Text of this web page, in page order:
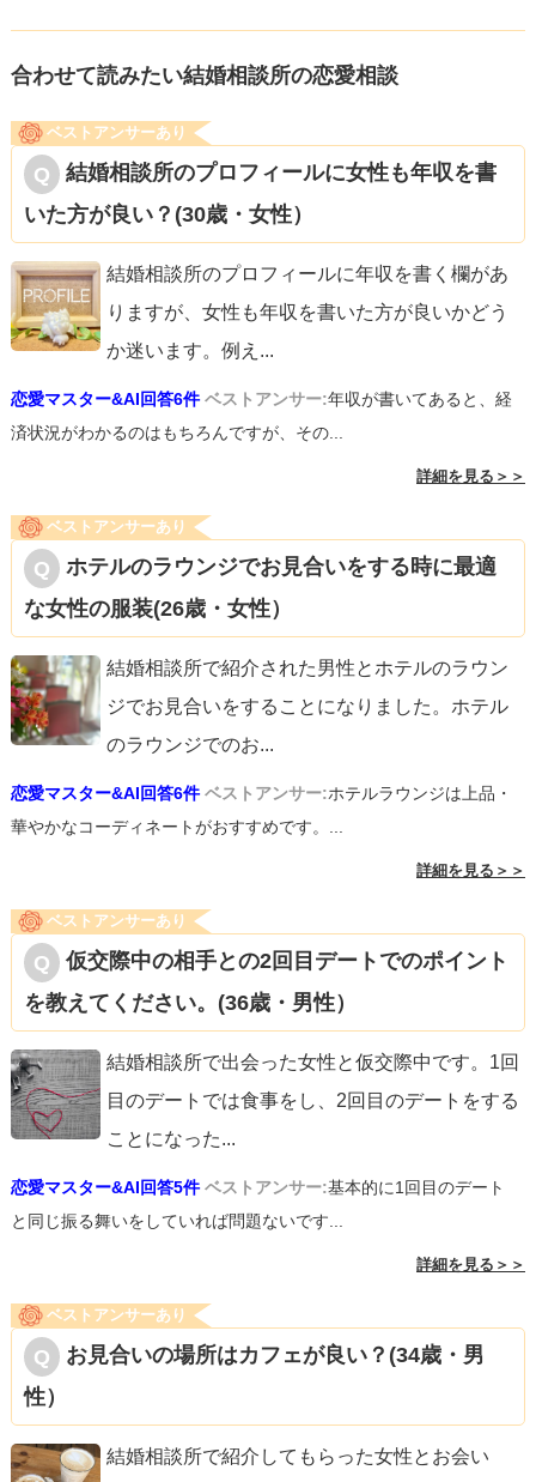
合わせて読みたい結婚相談所の恋愛相談
ベストアンサーあり
結婚相談所のプロフィールに女性も年収を書
いた方が良い？(30歳・女性）
結婚相談所のプロフィールに年収を書く欄があ
りますが、女性も年収を書いた方が良いかどう
か迷います。例え ...
恋愛マスター&AI回答6件 ベストアンサー:年収が書いてあると、経
済状況がわかるのはもちろんですが、その...
詳細を見る＞＞
ベストアンサーあり
ホテルのラウンジでお見合いをする時に最適
な女性の服装(26歳・女性）
結婚相談所で紹介された男性とホテルのラウン
ジでお見合いをすることになりました。ホテル
のラウンジでのお...
恋愛マスター&AI回答6件 ベストアンサー:ホテルラウンジは上品・
華やかなコーディネートがおすすめです。...
詳細を見る＞＞
ベストアンサーあり
仮交際中の相手との2回目デートでのポイント
を教えてください。(36歳・男性）
結婚相談所で出会った女性と仮交際中です。1回
目のデートでは食事をし、2回目のデートをする
ことになった...
恋愛マスター&AI回答5件 ベストアンサー:基本的に1回目のデート
と同じ振る舞いをしていれば問題ないです...
詳細を見る＞＞
ベストアンサーあり
お見合いの場所はカフェが良い？(34歳・男
性）
結婚相談所で紹介してもらった女性とお会い